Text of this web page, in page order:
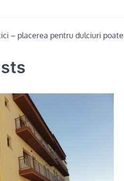
– placerea pentru dulciuri